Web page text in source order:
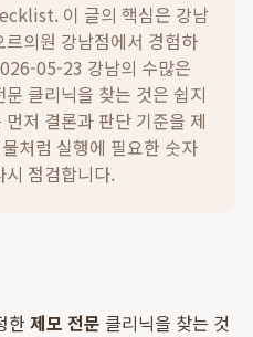
이 글의 핵심은 강남
의원 강남점에서 경험하
05-23 강남의 수많은
클리닉을 찾는 것은 쉽지
먼저 결론과 판단 기준을 제
처럼 실행에 필요한 숫자
점검합니다.
한제모 전문 클리닉을 찾는 것